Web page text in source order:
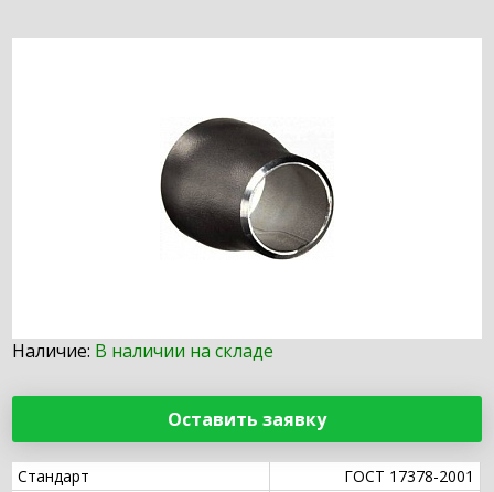
Наличие: В наличии на складе
Оставить заявку
Стандарт
ГОСТ 17378-2001